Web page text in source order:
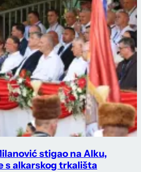
stigao na Alku,
s alkarskog trkališta